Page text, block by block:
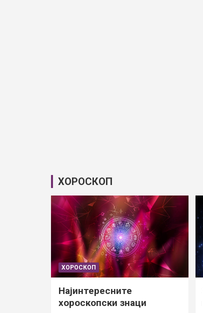
ХОРОСКОП
ХОРОСКОП
Најинтересните
хороскопски знаци